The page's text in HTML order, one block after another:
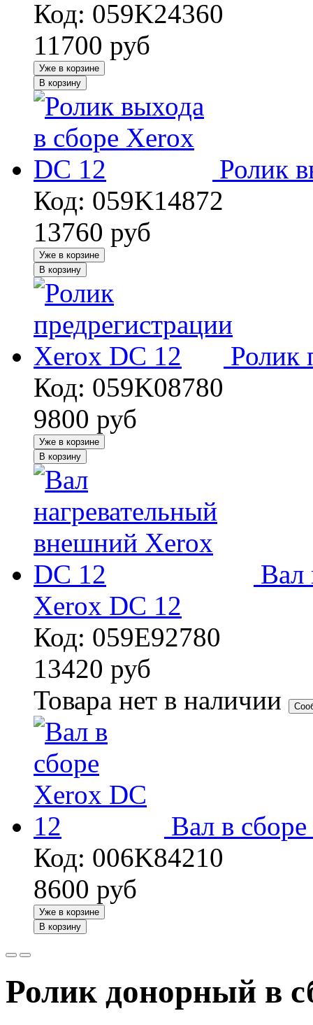
Код: 059K24360
11700 руб
Уже в корзине
В корзину
Ролик
Код: 059K14872
13760 руб
Уже в корзине
В корзину
Ролик
Код: 059K08780
9800 руб
Уже в корзине
В корзину
Вал
Xerox DC 12
Код: 059E92780
13420 руб
Товара нет в наличии
Вал в
Код: 006K84210
8600 руб
Уже в корзине
В корзину
Ролик донорный в